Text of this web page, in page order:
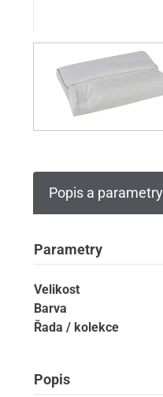
Popis a parametry
Parametry
Velikost
Barva
Řada / kolekce
Popis